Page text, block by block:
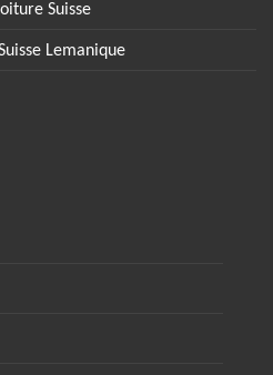
Suisse
Lemanique